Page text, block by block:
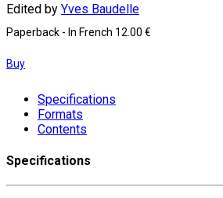
Edited by Yves Baudelle
Paperback - In French 12.00 €
Buy
Specifications
Formats
Contents
Specifications